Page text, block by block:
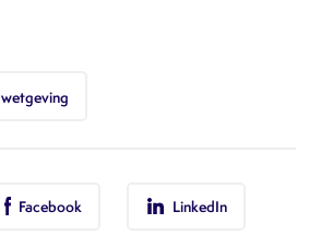
wetgeving
Facebook LinkedIn